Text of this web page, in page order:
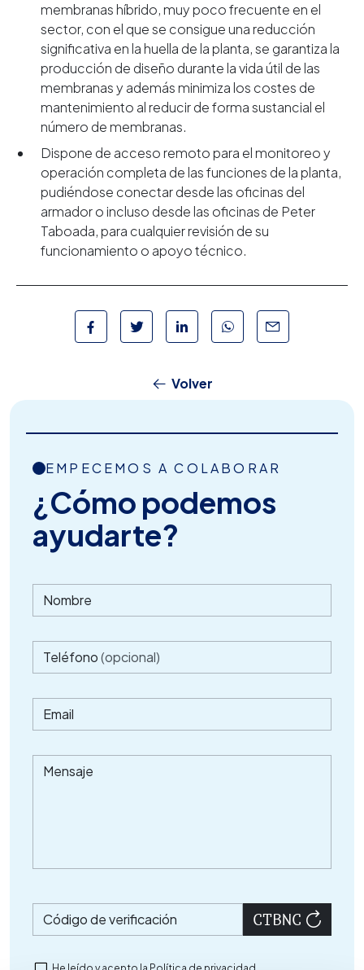
membranas híbrido, muy poco frecuente en el
sector, con el que se consigue una reducción
significativa en la huella de la planta, se garantiza la
producción de diseño durante la vida útil de las
membranas y además minimiza los costes de
mantenimiento al reducir de forma sustancial el
número de membranas.
Dispone de acceso remoto para el monitoreo y
operación completa de las funciones de la planta,
pudiéndose conectar desde las oficinas del
armador o incluso desde las oficinas de Peter
Taboada, para cualquier revisión de su
funcionamiento o apoyo técnico.
Volver
EMPECEMOS A COLABORAR
¿Cómo podemos
ayudarte?
Nombre
Teléfono(opcional)
Email
Mensaje
Código de verificación